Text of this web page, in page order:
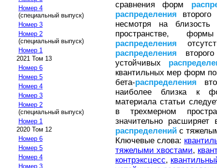
Номер 4
(специальный выпуск)
Номер 3
Номер 2
(специальный выпуск)
Номер 1
2021 Том 13
Номер 6
Номер 5
Номер 4
Номер 3
Номер 2
(специальный выпуск)
Номер 1
2020 Том 12
Номер 6
Номер 5
Номер 4
Номер 3
сравнения форм
распределения
несмотря на
пространстве,
распределения
распределения
устойчивых
квантильных мер форм
бета-распределения
наиболее близка к
материала статьи
в трехмерном
значительно
распределений с
Ключевые слова:
тяжелыми хвостами,
контрэксцесс,